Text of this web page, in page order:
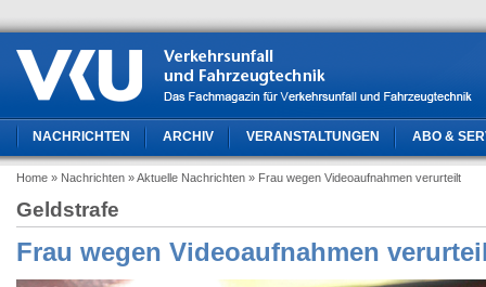
NACHRICHTEN ARCHIV VERANSTALTUNGEN ABO &
Home » Nachrichten » Aktuelle Nachrichten » Frau wegen Videoaufnahmen verurteilt
Geldstrafe
Frau wegen Videoaufnahmen